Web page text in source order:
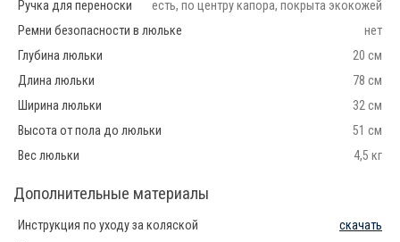
Ручка для переноски
есть, по центру капора, покрыта экокожей
Ремни безопасности в люльке
нет
Глубина люльки
20 см
Длина люльки
78 см
Ширина люльки
32 см
Высота от пола до люльки
51 см
Вес люльки
4,5 кг
Дополнительные материалы
Инструкция по уходу за коляской
скачать